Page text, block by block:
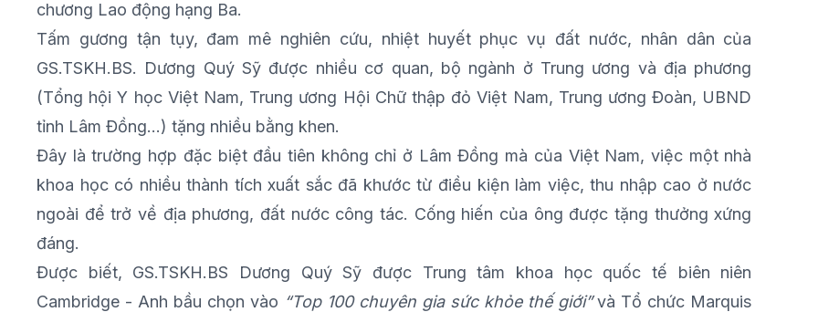
chương Lao động hạng Ba.
Tấm gương tận tụy, đam mê nghiên cứu, nhiệt huyết phục vụ đất nước, nhân dân của
GS.TSKH.BS. Dương Quý Sỹ được nhiều cơ quan, bộ ngành ở Trung ương và địa phương
(Tổng hội Y học Việt Nam, Trung ương Hội Chữ thập đỏ Việt Nam, Trung ương Đoàn, UBND
tỉnh Lâm Đồng…) tặng nhiều bằng khen.
Đây là trường hợp đặc biệt đầu tiên không chỉ ở Lâm Đồng mà của Việt Nam, việc một nhà
khoa học có nhiều thành tích xuất sắc đã khước từ điều kiện làm việc, thu nhập cao ở nước
ngoài để trở về địa phương, đất nước công tác. Cống hiến của ông được tặng thưởng xứng
đáng.
Được biết, GS.TSKH.BS Dương Quý Sỹ được Trung tâm khoa học quốc tế biên niên
Cambridge - Anh bầu chọn vào “Top 100 chuyên gia sức khỏe thế giới”và Tổ chức Marquis